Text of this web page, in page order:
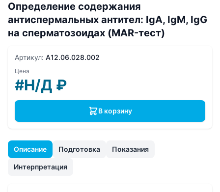
Определение содержания
антиспермальных антител: IgA, IgM, IgG
на сперматозоидах (MAR-тест)
Описание Подготовка Показания
Интерпретация
Артикул: A12.06.028.002
Цена
#Н/Д ₽
В корзину